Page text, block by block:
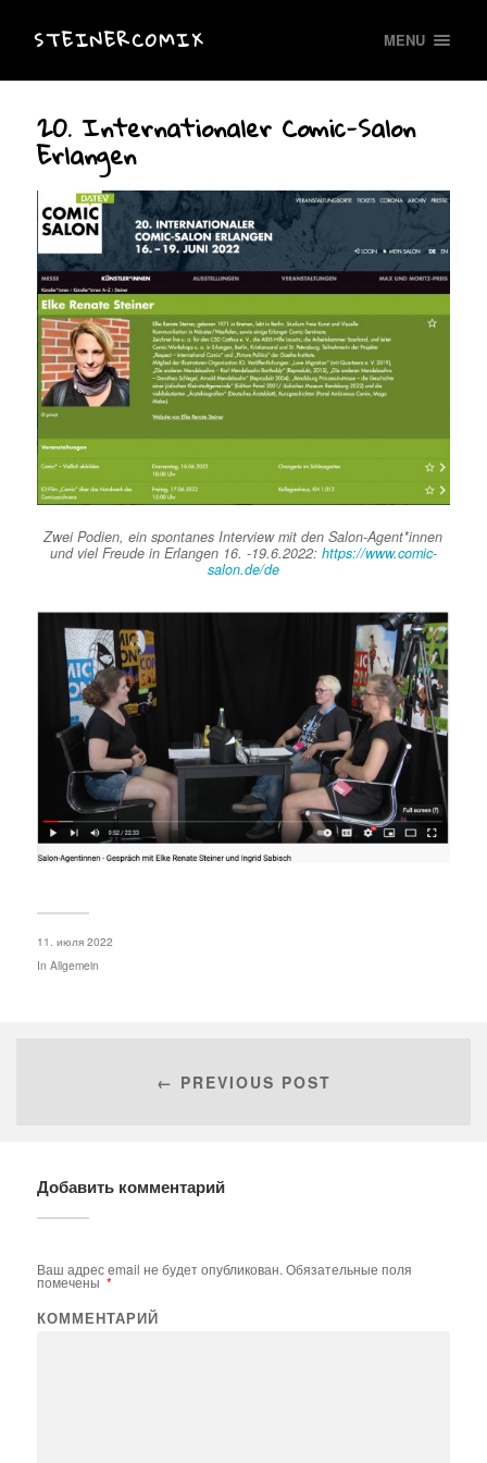
STEINERCOMIX MENU
20. Internationaler Comic-Salon
Erlangen
Zwei Podien, ein spontanes Interview mit den Salon-Agent*innen
und viel Freude in Erlangen 16. -19.6.2022: https://www.comic-
salon.de/de
11. июля 2022
In Allgemein
← PREVIOUS POST
Добавить комментарий
Ваш адрес email не будет опубликован. Обязательные поля
помечены *
КОММЕНТАРИЙ